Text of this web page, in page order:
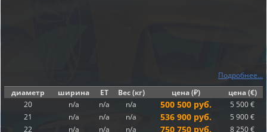
Подробнее...
диаметр
ширина ET Вес (кг) цена (₽)
цена (€)
20
n/a n/a n/a 500 500 руб.
5 500 €
21
n/a n/a n/a 536 900 руб.
5 900 €
22
n/a n/a n/a 750 750 руб.
8 250 €